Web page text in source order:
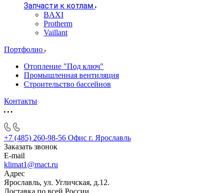
Запчасти к котлам
BAXI
Protherm
Vaillant
Портфолио
Отопление "Под ключ"
Промышленная вентиляция
Строительство бассейнов
Контакты
+7 (485) 260-98-56 Офис г. Ярославль
Заказать звонок
E-mail
klimat1@mact.ru
Адрес
Ярославль, ул. Угличская, д.12.
Доставка по всей России